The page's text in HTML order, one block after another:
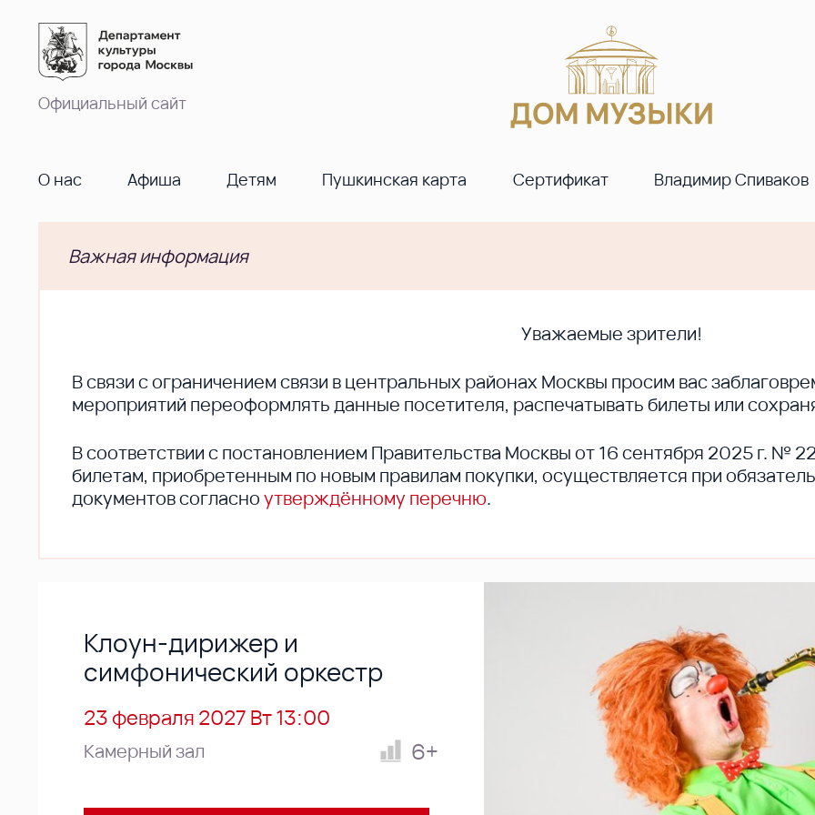
Официальный сайт
О нас Афиша Детям Пушкинская карта Сертификат Владимир Спиваков
Важная информация
Уважаемые зрители!
В cвязи с ограничением связи в центральных районах Москвы просим вас
мероприятий переоформлять данные посетителя, распечатывать билеты или
В соответствии с постановлением Правительства Москвы от 16 сентября 2025 г. №
билетам, приобретенным по новым правилам покупки, осуществляется при
документов согласноутверждённому перечню.
Клоун-дирижер и
симфонический оркестр
23 февраля 2027 Вт 13:00
Камерный зал 6+